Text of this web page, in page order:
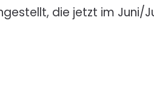
die jetzt im